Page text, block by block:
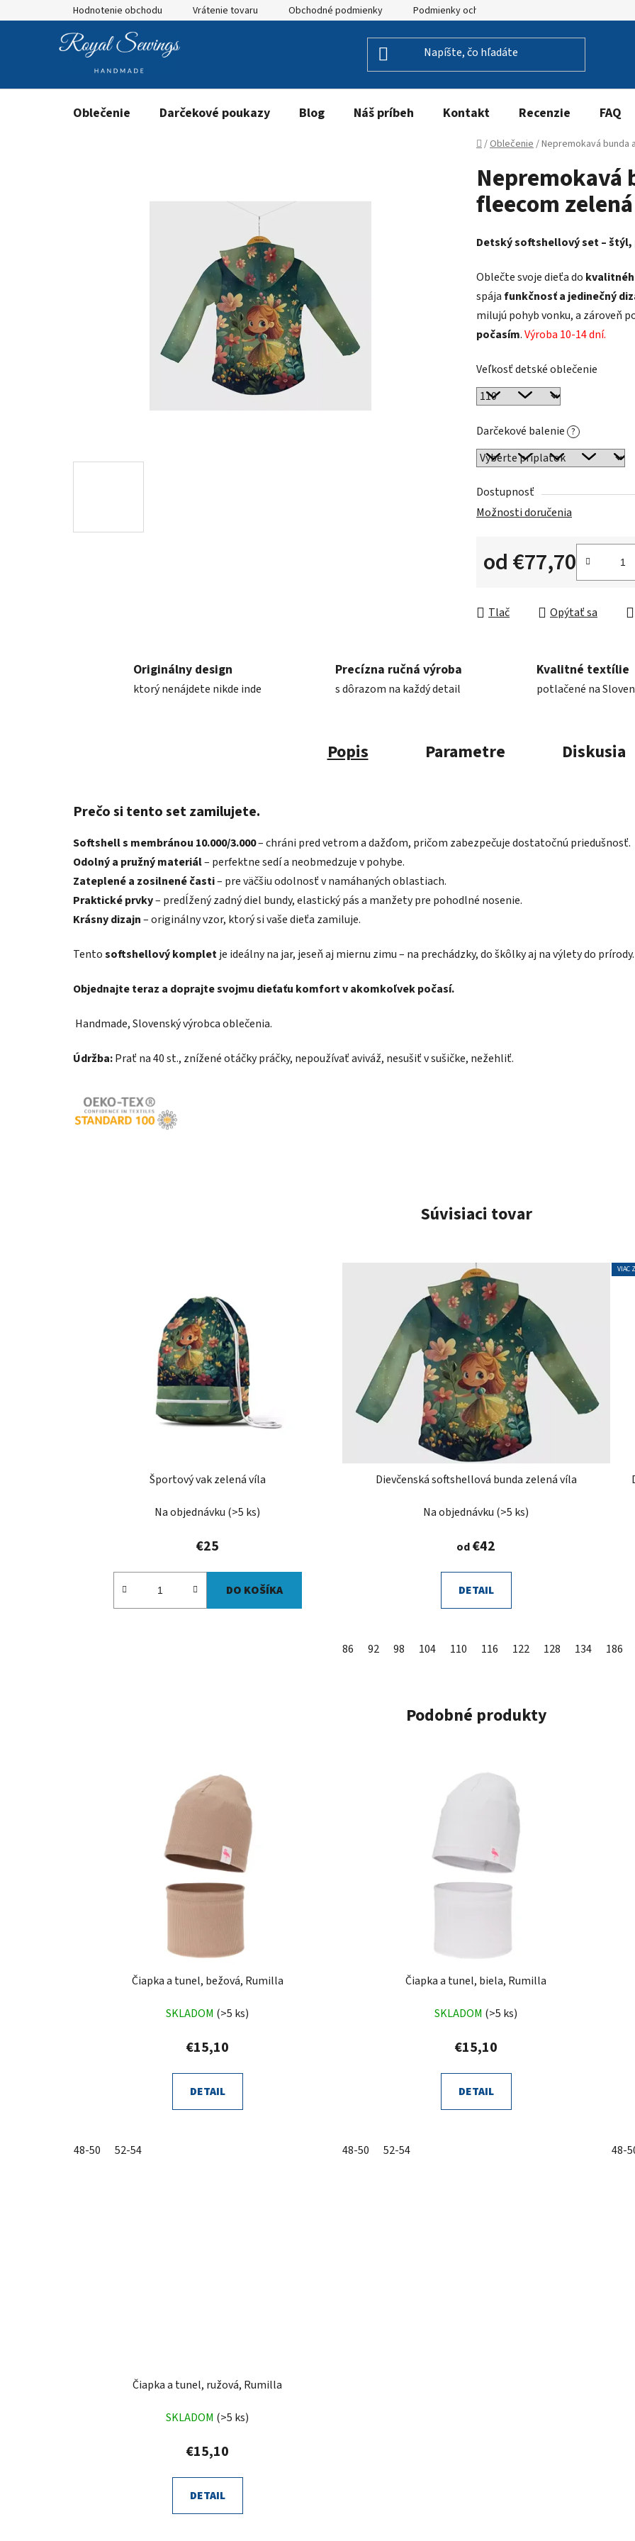
na
Hodnotenie obchodu Vrátenie tovaru Obchodné podmienky Podmienky ochrany osobných údajov
Oblečenie Darčekové poukazy Blog Náš príbeh Kontakt Recenzie FAQ
Domov
/Oblečenie/Nepremokavá bunda
Nepremokavá
fleecom
Detský softshellový set – štýl,
Oblečte svoje dieťa do
spájafunkčnosť a jedinečný
milujú pohyb vonku, a zároveň
počasím.Výroba 10-14 dní.
Veľkosť detské oblečenie
Darčekové balenie ?
Dostupnosť
Možnosti doručenia
od€77,70
Tlač Opýtať sa
Originálny design
ktorý nenájdete nikde inde
Precízna ručná výroba
s dôrazom na každý detail
Kvalitné textílie
potlačené na
Popis Parametre Diskusia
Prečo si tento set zamilujete.
Softshell s membránou 10.000/3.000– chráni pred vetrom a dažďom, pričom zabezpečuje dostatočnú priedušnosť.
Odolný a pružný materiál– perfektne sedí a neobmedzuje v pohybe.
Zateplené a zosilnené časti– pre väčšiu odolnosť v namáhaných oblastiach.
Praktické prvky– predĺžený zadný diel bundy, elastický pás a manžety pre pohodlné nosenie.
Krásny dizajn– originálny vzor, ktorý si vaše dieťa zamiluje.
Tentosoftshellový kompletje ideálny na jar, jeseň aj miernu zimu – na prechádzky, do škôlky aj na výlety do prírody.
Objednajte teraz a doprajte svojmu dieťaťu komfort v akomkoľvek počasí.
Handmade, Slovenský výrobca oblečenia.
Údržba:Prať na 40 st., znížené otáčky práčky, nepoužívať aviváž, nesušiť v sušičke, nežehliť.
Súvisiaci tovar
Športový vak zelená víla
Na objednávku (>5 ks)
€25
DO KOŠÍKA
Dievčenská softshellová bunda zelená víla
Na objednávku (>5 ks)
od€42
DETAIL
86 92 98 104 110 116 122 128 134 140
VIAC
86
Podobné produkty
Čiapka a tunel, bežová, Rumilla
SKLADOM (>5 ks)
€15,10
DETAIL
48-50 52-54
Čiapka a tunel, biela, Rumilla
SKLADOM (>5 ks)
€15,10
DETAIL
48-50 52-54 48-
Čiapka a tunel, ružová, Rumilla
SKLADOM (>5 ks)
€15,10
DETAIL